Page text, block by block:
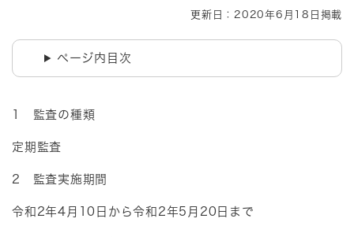
とじる
更新日：2020年6月18日掲載
ページ内目次
1 監査の種類
定期監査
2 監査実施期間
令和2年4月10日から令和2年5月20日まで